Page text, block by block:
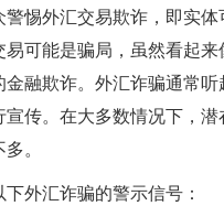
警惕外汇交易欺诈，即实
易可能是骗局，虽然看起
金融欺诈。外汇诈骗通常
宣传。在大多数情况下，
。
外汇诈骗的警示信号：